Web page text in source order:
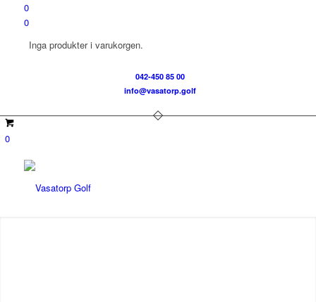
0
0
Inga produkter i varukorgen.
042-450 85 00
info@vasatorp.golf
0